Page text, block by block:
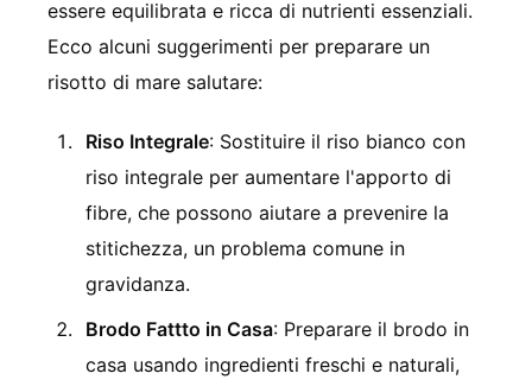
essere equilibrata e ricca di nutrienti essenziali.
Ecco alcuni suggerimenti per preparare un
risotto di mare salutare:
Riso Integrale: Sostituire il riso bianco con
riso integrale per aumentare l'apporto di
fibre, che possono aiutare a prevenire la
stitichezza, un problema comune in
gravidanza.
Brodo Fattto in Casa: Preparare il brodo in
casa usando ingredienti freschi e naturali,